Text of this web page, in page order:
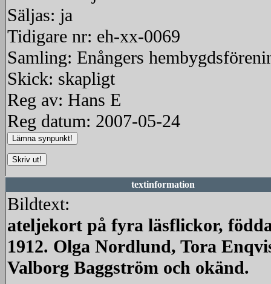
Säljas: ja
Tidigare nr: eh-xx-0069
Samling: Enångers
Skick: skapligt
Reg av: Hans E
Reg datum: 2007-05-24
textinformation
Bildtext:
ateljekort på fyra läsflickor,
1912. Olga Nordlund, Tora
Valborg Baggström och okänd.